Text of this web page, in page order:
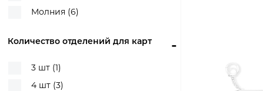
Молния (6)
-
Количество отделений для карт
3 шт (1)
4 шт (3)